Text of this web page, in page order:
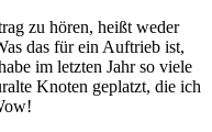
zu hören, heißt weder
das für ein Auftrieb ist,
im letzten Jahr so viele
Knoten geplatzt, die ich